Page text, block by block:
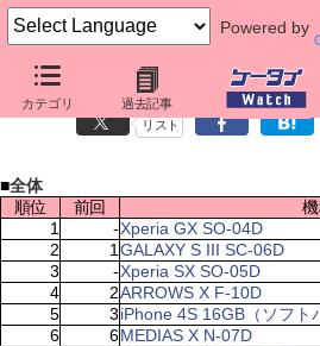
Powered by
カテゴリ 過去記事
ケータイ売れ筋ランキング（8月6日～8月
リスト
■全体
順位
前回
1
-Xperia GX SO-04D
2
1 GALAXY S III SC-06D
3
-Xperia SX SO-05D
4
2ARROWS X F-10D
5
3iPhone 4S 16GB（ソフト
6
6MEDIAS X N-07D